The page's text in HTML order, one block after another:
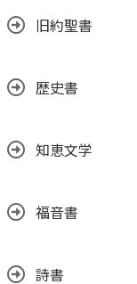
旧約聖書
歴史書
知恵文学
福音書
詩書